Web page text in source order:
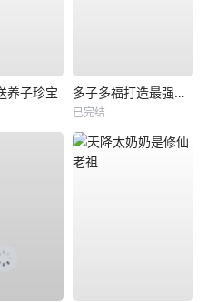
养子珍宝 多子多福打造最强修仙家族
已完结